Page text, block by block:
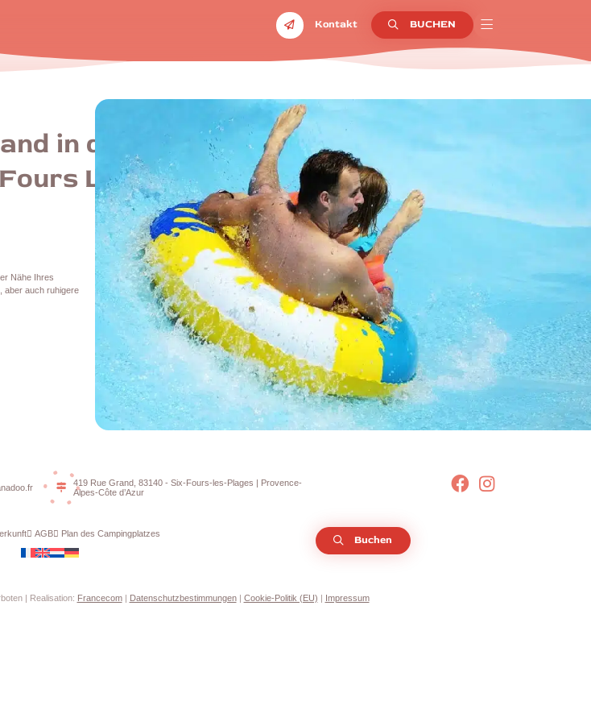
Kontakt BUCHEN
in der
Les
Nähe Ihres
aber auch ruhigere
419 Rue Grand, 83140 - Six-Fours-les-Plages | Provence-
Alpes-Côte d’Azur
AGB Plan des Campingplatzes
Buchen
| Realisation: Francecom| Datenschutzbestimmungen| Cookie-Politik (EU) | Impressum